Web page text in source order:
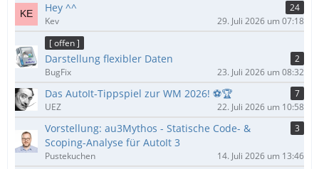
Hey ^^
24
Kev
29. Juli 2026 um 07:18
[ offen ]
Darstellung flexibler Daten
2
BugFix
23. Juli 2026 um 08:32
Das AutoIt-Tippspiel zur WM 2026! ⚽🏆
7
UEZ
22. Juli 2026 um 10:58
Vorstellung: au3Mythos - Statische Code- &
Scoping-Analyse für AutoIt 3
3
Pustekuchen 14. Juli 2026 um 13:46